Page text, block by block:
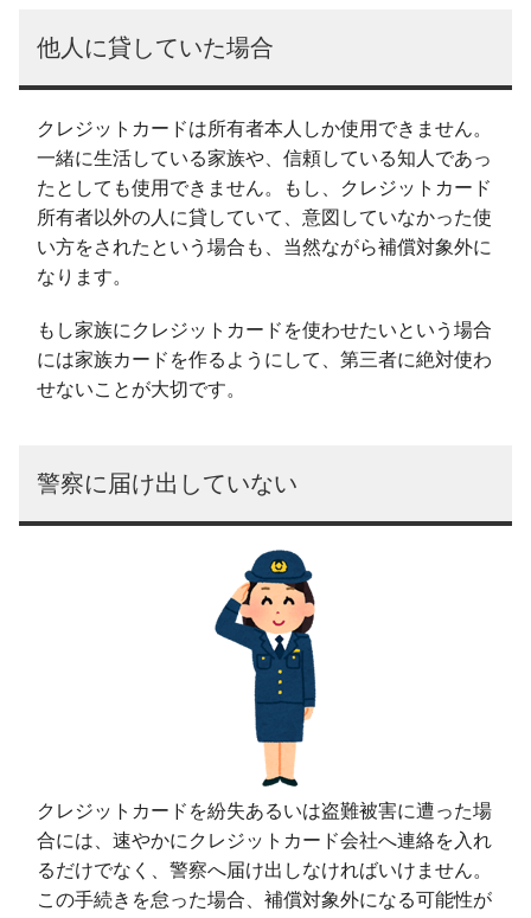
他人に貸していた場合
クレジットカードは所有者本人しか使用できません。
一緒に生活している家族や、信頼している知人であっ
たとしても使用できません。もし、クレジットカード
所有者以外の人に貸していて、意図していなかった使
い方をされたという場合も、当然ながら補償対象外に
なります。
もし家族にクレジットカードを使わせたいという場合
には家族カードを作るようにして、第三者に絶対使わ
せないことが大切です。
警察に届け出していない
クレジットカードを紛失あるいは盗難被害に遭った場
合には、速やかにクレジットカード会社へ連絡を入れ
るだけでなく、警察へ届け出しなければいけません。
この手続きを怠った場合、補償対象外になる可能性が